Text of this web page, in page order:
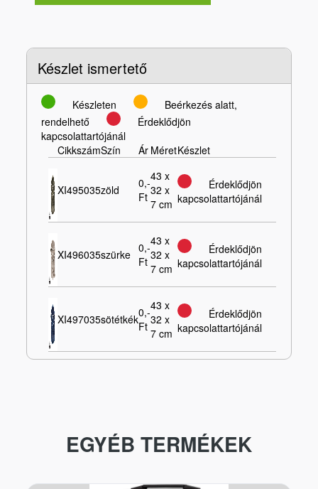
Készlet ismertető
Készleten
Beérkezés alatt,
rendelhető
Érdeklődjön
kapcsolattartójánál
CikkszámSzín Ár MéretKészlet
XI495035zöld
0,-
Ft
43 x
32 x
7 cm
Érdeklődjön
kapcsolattartójánál
XI496035szürke 0,-
Ft
43 x
32 x
7 cm
Érdeklődjön
kapcsolattartójánál
XI497035sötétkék0,-
Ft
43 x
32 x
7 cm
Érdeklődjön
kapcsolattartójánál
EGYÉB TERMÉKEK